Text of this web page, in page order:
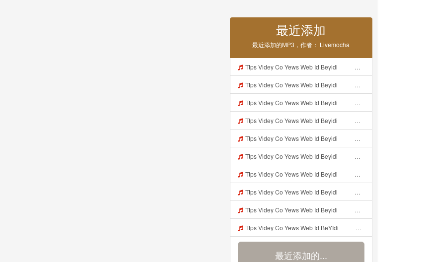
最近添加
最近添加的MP3，作者： Livemocha
Ttps Videy Co Yews Web Id Beyidi ᅟᅟᅟᅟᅟᅟᅟᅟᅟᅟᅟᅟᅟᅟᅟᅟᅟᅟᅟᅟᅟᅟᅟᅟᅟᅟᅟᅟᅟᅟᅟᅟ ᅠ ᅠ ᅠ ᅠ ᅠ ᅠ ᅠ ᅠ ᅠ ᅠ ᅠ ᅠ ᅠ ᅠ ᅠ ᅠ ᅠ ᅠ ᅠ ᅠ ᅠ ᅠ ᅠ ᅠ ᅠ ᅠ ᅠ ᅠ ᅠ ᅠ ᅠ ᅠ ᅠ ᅠ ᅠ ᅠ ᅠ ᅠ ᅠ ᅠ ᅠ ᅠ ᅠ ᅠ ᅠ ᅠ ᅠ ᅠ ᅠ ᅠ ᅠ ᅠ ᅠ ᅠ ᅠ ᅠ ᅠ ᅠ ᅠ ᅠ Kibuldidieu Udah Liat Sampe Bosen Https Videy Co Yews Web Id Beyidi ᅟ Mp3
Ttps Videy Co Yews Web Id Beyidi ᅟᅟᅟᅟᅟᅟᅟᅟᅟᅟᅟᅟᅟᅟᅟᅟᅟᅟᅟᅟᅟᅟᅟᅟᅟᅟᅟᅟᅟᅟᅟᅟ ᅠ ᅠ ᅠ ᅠ ᅠ ᅠ ᅠ ᅠ ᅠ ᅠ ᅠ ᅠ ᅠ ᅠ ᅠ ᅠ ᅠ ᅠ ᅠ ᅠ ᅠ ᅠ ᅠ ᅠ ᅠ ᅠ ᅠ ᅠ ᅠ ᅠ ᅠ ᅠ ᅠ ᅠ ᅠ ᅠ ᅠ ᅠ ᅠ ᅠ ᅠ ᅠ ᅠ ᅠ ᅠ ᅠ ᅠ ᅠ ᅠ ᅠ ᅠ ᅠ ᅠ ᅠ ᅠ ᅠ ᅠ ᅠ ᅠ ᅠ Kibuldidieu Udah Liat Sampe Bosen Https Videy Co Yews Web Id Beyidi ᅟ Mp3
Ttps Videy Co Yews Web Id Beyidi ᅟᅟᅟᅟᅟᅟᅟᅟᅟᅟᅟᅟᅟᅟᅟᅟᅟᅟᅟᅟᅟᅟᅟᅟᅟᅟᅟᅟᅟᅟᅟᅟ ᅠ ᅠ ᅠ ᅠ ᅠ ᅠ ᅠ ᅠ ᅠ ᅠ ᅠ ᅠ ᅠ ᅠ ᅠ ᅠ ᅠ ᅠ ᅠ ᅠ ᅠ ᅠ ᅠ ᅠ ᅠ ᅠ ᅠ ᅠ ᅠ ᅠ ᅠ ᅠ ᅠ ᅠ ᅠ ᅠ ᅠ ᅠ ᅠ ᅠ ᅠ ᅠ ᅠ ᅠ ᅠ ᅠ ᅠ ᅠ ᅠ ᅠ ᅠ ᅠ ᅠ ᅠ ᅠ ᅠ ᅠ ᅠ ᅠ ᅠ Kibuldidieu Udah Liat Sampe Bosen Https Videy Co Yews Web Id Beyidi ᅟ Mp3
Ttps Videy Co Yews Web Id Beyidi ᅟᅟᅟᅟᅟᅟᅟᅟᅟᅟᅟᅟᅟᅟᅟᅟᅟᅟᅟᅟᅟᅟᅟᅟᅟᅟᅟᅟᅟᅟᅟᅟ ᅠ ᅠ ᅠ ᅠ ᅠ ᅠ ᅠ ᅠ ᅠ ᅠ ᅠ ᅠ ᅠ ᅠ ᅠ ᅠ ᅠ ᅠ ᅠ ᅠ ᅠ ᅠ ᅠ ᅠ ᅠ ᅠ ᅠ ᅠ ᅠ ᅠ ᅠ ᅠ ᅠ ᅠ ᅠ ᅠ ᅠ ᅠ ᅠ ᅠ ᅠ ᅠ ᅠ ᅠ ᅠ ᅠ ᅠ ᅠ ᅠ ᅠ ᅠ ᅠ ᅠ ᅠ ᅠ ᅠ ᅠ ᅠ ᅠ ᅠ Kibuldidieu Udah Liat Sampe Bosen Https Videy Co Yews Web Id Beyidi ᅟ Mp3
Ttps Videy Co Yews Web Id Beyidi ᅟᅟᅟᅟᅟᅟᅟᅟᅟᅟᅟᅟᅟᅟᅟᅟᅟᅟᅟᅟᅟᅟᅟᅟᅟᅟᅟᅟᅟᅟᅟᅟ ᅠ ᅠ ᅠ ᅠ ᅠ ᅠ ᅠ ᅠ ᅠ ᅠ ᅠ ᅠ ᅠ ᅠ ᅠ ᅠ ᅠ ᅠ ᅠ ᅠ ᅠ ᅠ ᅠ ᅠ ᅠ ᅠ ᅠ ᅠ ᅠ ᅠ ᅠ ᅠ ᅠ ᅠ ᅠ ᅠ ᅠ ᅠ ᅠ ᅠ ᅠ ᅠ ᅠ ᅠ ᅠ ᅠ ᅠ ᅠ ᅠ ᅠ ᅠ ᅠ ᅠ ᅠ ᅠ ᅠ ᅠ ᅠ ᅠ ᅠ Kibuldidieu Udah Liat Sampe Bosen Https Videy Co Yews Web Id Beyidi ᅟ Mp3
Ttps Videy Co Yews Web Id Beyidi ᅟᅟᅟᅟᅟᅟᅟᅟᅟᅟᅟᅟᅟᅟᅟᅟᅟᅟᅟᅟᅟᅟᅟᅟᅟᅟᅟᅟᅟᅟᅟᅟ ᅠ ᅠ ᅠ ᅠ ᅠ ᅠ ᅠ ᅠ ᅠ ᅠ ᅠ ᅠ ᅠ ᅠ ᅠ ᅠ ᅠ ᅠ ᅠ ᅠ ᅠ ᅠ ᅠ ᅠ ᅠ ᅠ ᅠ ᅠ ᅠ ᅠ ᅠ ᅠ ᅠ ᅠ ᅠ ᅠ ᅠ ᅠ ᅠ ᅠ ᅠ ᅠ ᅠ ᅠ ᅠ ᅠ ᅠ ᅠ ᅠ ᅠ ᅠ ᅠ ᅠ ᅠ ᅠ ᅠ ᅠ ᅠ ᅠ ᅠ Kibuldidieu Udah Liat Sampe Bosen Https Videy Co Yews Web Id Beyidi ᅟ Mp3
Ttps Videy Co Yews Web Id Beyidi ᅟᅟᅟᅟᅟᅟᅟᅟᅟᅟᅟᅟᅟᅟᅟᅟᅟᅟᅟᅟᅟᅟᅟᅟᅟᅟᅟᅟᅟᅟᅟᅟ ᅠ ᅠ ᅠ ᅠ ᅠ ᅠ ᅠ ᅠ ᅠ ᅠ ᅠ ᅠ ᅠ ᅠ ᅠ ᅠ ᅠ ᅠ ᅠ ᅠ ᅠ ᅠ ᅠ ᅠ ᅠ ᅠ ᅠ ᅠ ᅠ ᅠ ᅠ ᅠ ᅠ ᅠ ᅠ ᅠ ᅠ ᅠ ᅠ ᅠ ᅠ ᅠ ᅠ ᅠ ᅠ ᅠ ᅠ ᅠ ᅠ ᅠ ᅠ ᅠ ᅠ ᅠ ᅠ ᅠ ᅠ ᅠ ᅠ ᅠ Kibuldidieu Udah Liat Sampe Bosen Https Videy Co Yews Web Id Beyidi ᅟ Mp3
Ttps Videy Co Yews Web Id Beyidi ᅟᅟᅟᅟᅟᅟᅟᅟᅟᅟᅟᅟᅟᅟᅟᅟᅟᅟᅟᅟᅟᅟᅟᅟᅟᅟᅟᅟᅟᅟᅟᅟ ᅠ ᅠ ᅠ ᅠ ᅠ ᅠ ᅠ ᅠ ᅠ ᅠ ᅠ ᅠ ᅠ ᅠ ᅠ ᅠ ᅠ ᅠ ᅠ ᅠ ᅠ ᅠ ᅠ ᅠ ᅠ ᅠ ᅠ ᅠ ᅠ ᅠ ᅠ ᅠ ᅠ ᅠ ᅠ ᅠ ᅠ ᅠ ᅠ ᅠ ᅠ ᅠ ᅠ ᅠ ᅠ ᅠ ᅠ ᅠ ᅠ ᅠ ᅠ ᅠ ᅠ ᅠ ᅠ ᅠ ᅠ ᅠ ᅠ ᅠ Kibuldidieu Udah Liat Sampe Bosen Https Videy Co Yews Web Id Beyidi ᅟ Mp3
Ttps Videy Co Yews Web Id Beyidi ᅟᅟᅟᅟᅟᅟᅟᅟᅟᅟᅟᅟᅟᅟᅟᅟᅟᅟᅟᅟᅟᅟᅟᅟᅟᅟᅟᅟᅟᅟᅟᅟ ᅠ ᅠ ᅠ ᅠ ᅠ ᅠ ᅠ ᅠ ᅠ ᅠ ᅠ ᅠ ᅠ ᅠ ᅠ ᅠ ᅠ ᅠ ᅠ ᅠ ᅠ ᅠ ᅠ ᅠ ᅠ ᅠ ᅠ ᅠ ᅠ ᅠ ᅠ ᅠ ᅠ ᅠ ᅠ ᅠ ᅠ ᅠ ᅠ ᅠ ᅠ ᅠ ᅠ ᅠ ᅠ ᅠ ᅠ ᅠ ᅠ ᅠ ᅠ ᅠ ᅠ ᅠ ᅠ ᅠ ᅠ ᅠ ᅠ ᅠ Kibuldidieu Udah Liat Sampe Bosen Https Videy Co Yews Web Id Beyidi ᅟ Mp3
Ttps Videy Co Yews Web Id BeYIdi ᅟᅟᅟᅟᅟᅟᅟᅟᅟᅟᅟᅟᅟᅟᅟᅟᅟᅟᅟᅟᅟᅟᅟᅟᅟᅟᅟᅟᅟᅟᅟᅟ ᅠ ᅠ ᅠ ᅠ ᅠ ᅠ ᅠ ᅠ ᅠ ᅠ ᅠ ᅠ ᅠ ᅠ ᅠ ᅠ ᅠ ᅠ ᅠ ᅠ ᅠ ᅠ ᅠ ᅠ ᅠ ᅠ ᅠ ᅠ ᅠ ᅠ ᅠ ᅠ ᅠ ᅠ ᅠ ᅠ ᅠ ᅠ ᅠ ᅠ ᅠ ᅠ ᅠ ᅠ ᅠ ᅠ ᅠ ᅠ ᅠ ᅠ ᅠ ᅠ ᅠ ᅠ ᅠ ᅠ ᅠ ᅠ ᅠ ᅠ Kibuldidieu Udah Liat Sampe Bosen Https Videy Co Yews Web Id BeYIdi ᅟ Mp3
最近添加的...